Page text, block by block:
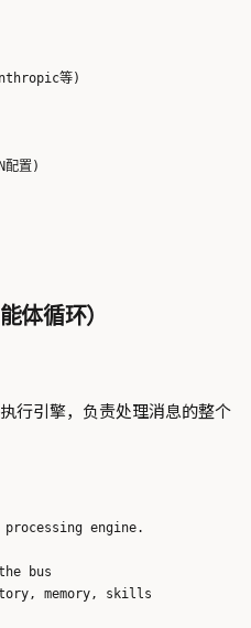
等)
置)
体循环）
行引擎，负责处理消息的整个
engine.
bus
memory, skills